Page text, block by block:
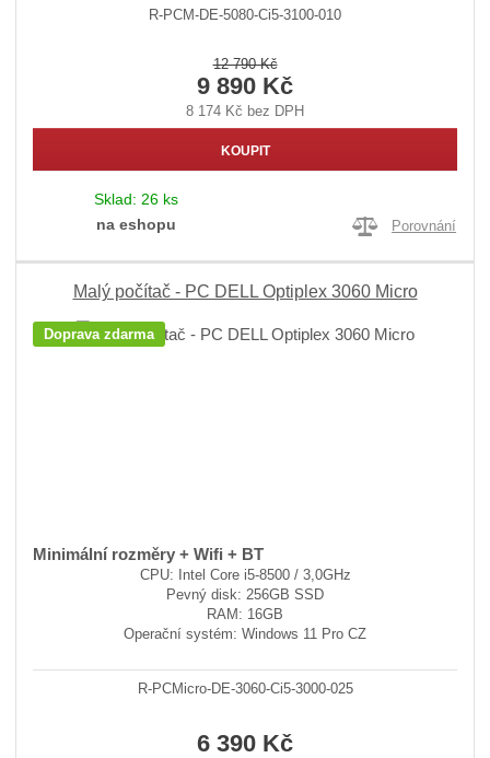
R-PCM-DE-5080-Ci5-3100-010
12 790 Kč
9 890 Kč
8 174 Kč bez DPH
KOUPIT
Sklad: 26 ks
na eshopu
Porovnání
Malý počítač - PC DELL Optiplex 3060 Micro
Doprava zdarma
Minimální rozměry + Wifi + BT
CPU: Intel Core i5-8500 / 3,0GHz
Pevný disk: 256GB SSD
RAM: 16GB
Operační systém: Windows 11 Pro CZ
R-PCMicro-DE-3060-Ci5-3000-025
6 390 Kč